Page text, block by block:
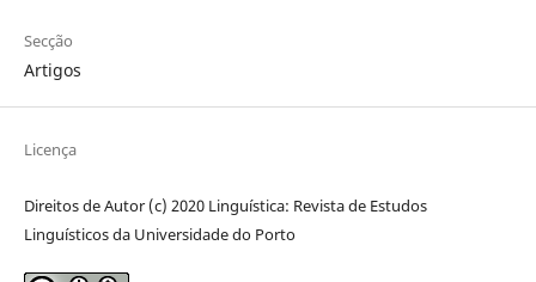
Secção
Artigos
Licença
Direitos de Autor (c) 2020 Linguística: Revista de Estudos
Linguísticos da Universidade do Porto